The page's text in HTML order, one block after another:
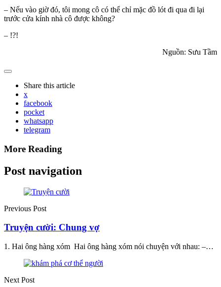
– Nếu vào giờ đó, tôi mong cô có thể chỉ mặc đồ lót đi qua đi lại
trước cửa kính nhà cô được không?
– !?!
Nguồn: Sưu Tầm
Share this article
x
facebook
pocket
whatsapp
telegram
More Reading
Post navigation
Previous Post
Truyện cười: Chung vợ
1. Hai ông hàng xóm Hai ông hàng xóm nói chuyện với nhau: –…
Next Post